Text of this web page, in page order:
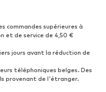
Bottes
Chaussures basses
commandes supérieures à
et de service de 4,50 €
jours avant la réduction de
téléphoniques belges. Des
provenant de l'étranger.